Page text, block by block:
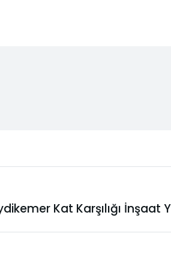
Kat Karşılığı İnşaat